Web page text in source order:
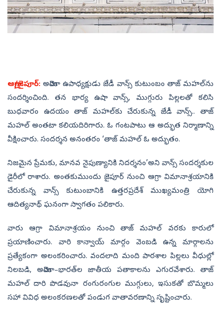
ఆగ్రా/జైపూర్‌:అమెరికా ఉపాధ్యక్షుడు జేడీ వాన్స్‌ కుటుంబం తాజ్‌ మహల్‌ను
సందర్శించింది. తన భార్య ఉషా వాన్స్, ముగ్గురు పిల్లలతో కలిసి
బుధవారం ఉదయం తాజ్‌ మహల్‌కు చేరుకున్న జేడీ వాన్స్‌.. తాజ్‌
మహల్‌ అంతటా కలియదిరిగారు. ఓ గంటపాటు ఆ అద్భుత నిర్మాణాన్ని
వీక్షించారు. సందర్శన అనంతరం ‘తాజ్‌ మహల్‌ ఓ అద్భుతం.
నిజమైన ప్రేమకు, మానవ నైపుణ్యానికి నిదర్శనం’అని వాన్స్‌ సందర్శకుల
డైరీలో రాశారు. అంతకుముందు జైపూర్‌ నుంచి ఆగ్రా విమానాశ్రయానికి
చేరుకున్న వాన్స్‌ కుటుంబానికి ఉత్తరప్రదేశ్‌ ముఖ్యమంత్రి యోగి
ఆదిత్యనాథ్‌ ఘనంగా స్వాగతం పలికారు.
వారు ఆగ్రా విమానాశ్రయం నుంచి తాజ్‌ మహల్‌ వరకు కారులో
ప్రయాణించారు. వారి కాన్వాయ్‌ మార్గం వెంబడి ఉన్న మార్గాలను
ప్రత్యేకంగా అలంకరించారు. వందలాది మంది పాఠశాల పిల్లలు వీధుల్లో
నిలబడి, అమెరికా–భారత్‌ల జాతీయ పతాకాలను ఎగురవేశారు. తాజ్‌
మహల్‌ దారి పొడవునా రంగురంగుల ముగ్గులు, ఇసుకతో బొమ్మలు
సహా వివిధ అలంకరణలతో పండుగ వాతావరణాన్ని సృష్టించారు.